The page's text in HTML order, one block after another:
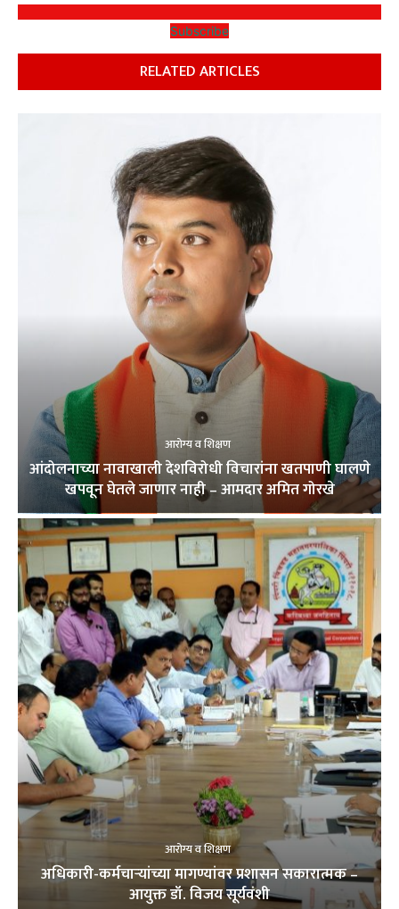
Subscribe
RELATED ARTICLES
आरोग्य व शिक्षण
आंदोलनाच्या नावाखाली देशविरोधी विचारांना खतपाणी घालणे
खपवून घेतले जाणार नाही – आमदार अमित गोरखे
आरोग्य व शिक्षण
अधिकारी-कर्मचाऱ्यांच्या मागण्यांवर प्रशासन सकारात्मक –
आयुक्त डॉ. विजय सूर्यवंशी